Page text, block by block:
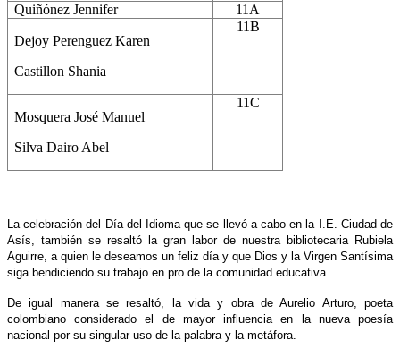
Quiñónez Jennifer 11A
Dejoy Perenguez Karen
Castillon Shania
11B
Mosquera José Manuel
Silva Dairo Abel
11C
La celebración del Día del Idioma que se llevó a cabo en la I.E. Ciudad de
Asís, también se resaltó la gran labor de nuestra bibliotecaria Rubiela
Aguirre, a quien le deseamos un feliz día y que Dios y la Virgen Santísima
siga bendiciendo su trabajo en pro de la comunidad educativa.
De igual manera se resaltó, la vida y obra de Aurelio Arturo, poeta
colombiano considerado el de mayor influencia en la nueva poesía
nacional por su singular uso de la palabra y la metáfora.